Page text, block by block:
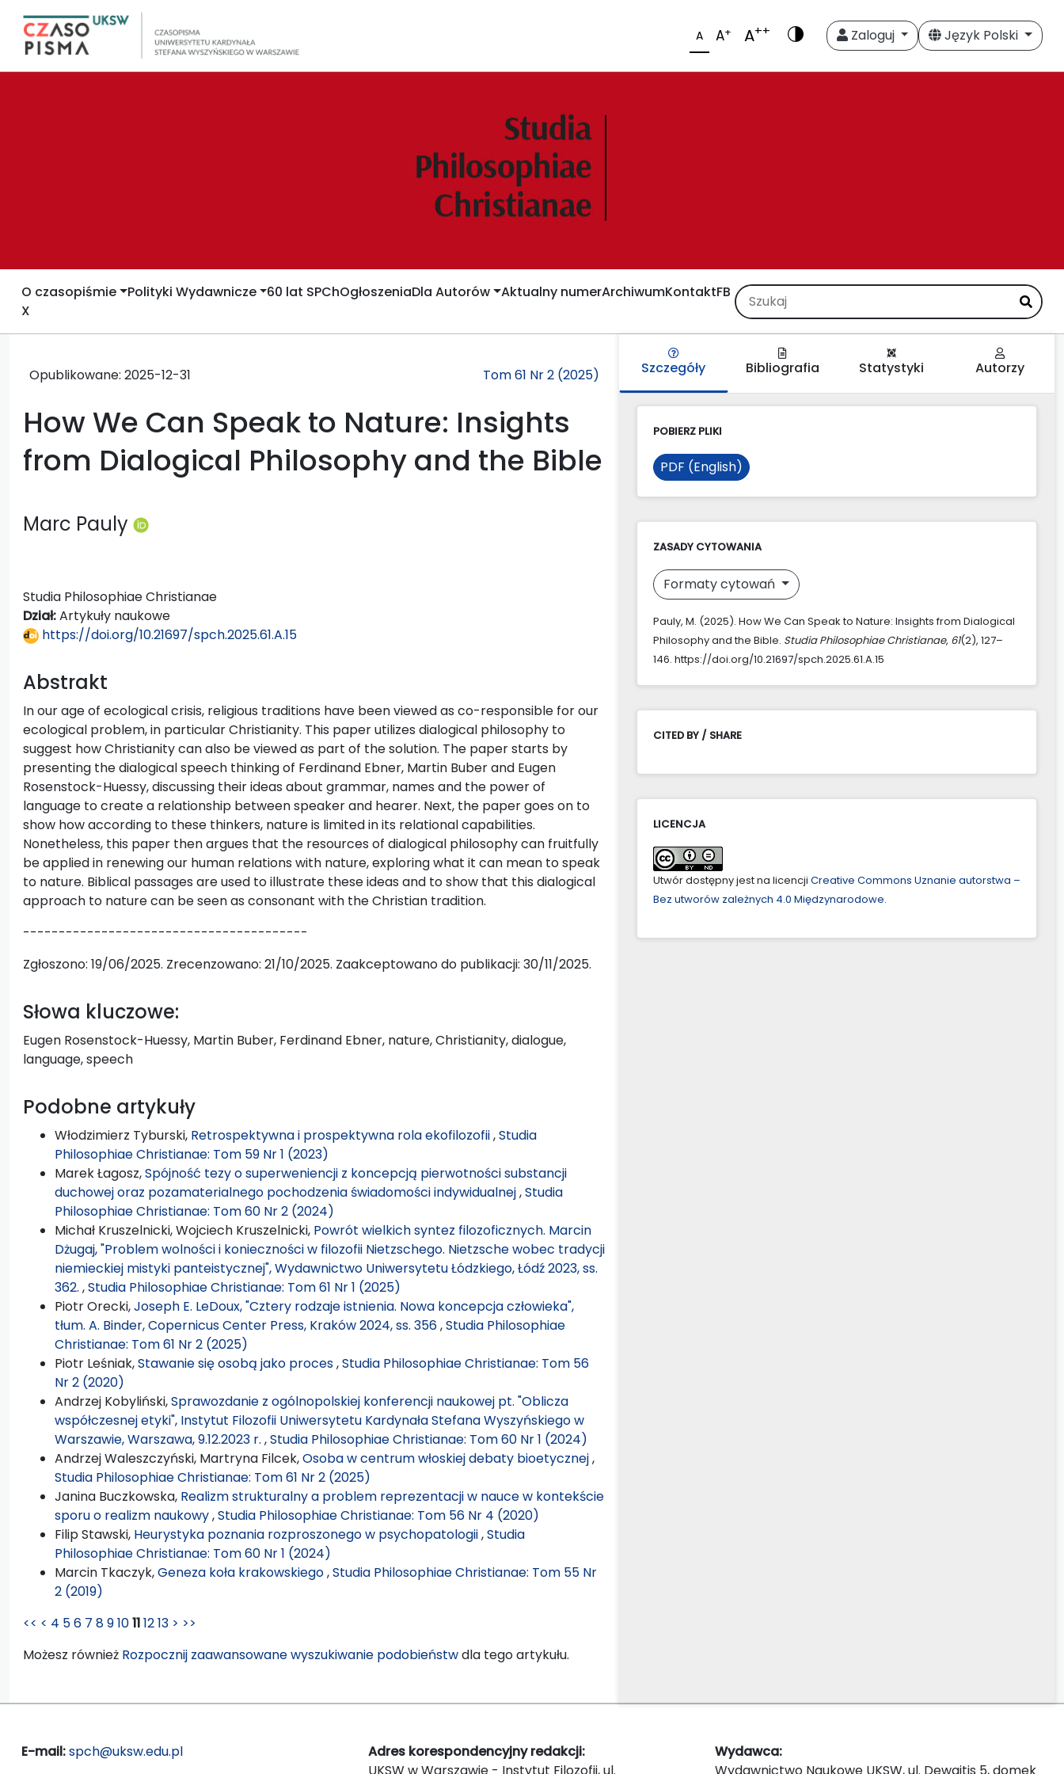
A A+ A++ Zaloguj Język Polski
O czasopiśmie Polityki Wydawnicze 60 lat SPChOgłoszeniaDla Autorów Aktualny numerArchiwumKontaktFB
X
Opublikowane: 2025-12-31 Tom 61 Nr 2 (2025)
How We Can Speak to Nature: Insights
from Dialogical Philosophy and the Bible
Marc Pauly
Studia Philosophiae Christianae
Dział:Artykuły naukowe
https://doi.org/10.21697/spch.2025.61.A.15
Abstrakt
In our age of ecological crisis, religious traditions have been viewed as co-responsible for our
ecological problem, in particular Christianity. This paper utilizes dialogical philosophy to
suggest how Christianity can also be viewed as part of the solution. The paper starts by
presenting the dialogical speech thinking of Ferdinand Ebner, Martin Buber and Eugen
Rosenstock-Huessy, discussing their ideas about grammar, names and the power of
language to create a relationship between speaker and hearer. Next, the paper goes on to
show how according to these thinkers, nature is limited in its relational capabilities.
Nonetheless, this paper then argues that the resources of dialogical philosophy can fruitfully
be applied in renewing our human relations with nature, exploring what it can mean to speak
to nature. Biblical passages are used to illustrate these ideas and to show that this dialogical
approach to nature can be seen as consonant with the Christian tradition.
----------------------------------------
Zgłoszono: 19/06/2025. Zrecenzowano: 21/10/2025. Zaakceptowano do publikacji: 30/11/2025.
Słowa kluczowe:
Eugen Rosenstock-Huessy, Martin Buber, Ferdinand Ebner, nature, Christianity, dialogue,
language, speech
Podobne artykuły
Włodzimierz Tyburski, Retrospektywna i prospektywna rola ekofilozofii,Studia
Philosophiae Christianae: Tom 59 Nr 1 (2023)
Marek Łagosz,Spójność tezy o superweniencji z koncepcją pierwotności substancji
duchowej oraz pozamaterialnego pochodzenia świadomości indywidualnej,Studia
Philosophiae Christianae: Tom 60 Nr 2 (2024)
Michał Kruszelnicki, Wojciech Kruszelnicki, Powrót wielkich syntez filozoficznych. Marcin
Dżugaj, "Problem wolności i konieczności w filozofii Nietzschego. Nietzsche wobec tradycji
niemieckiej mistyki panteistycznej", Wydawnictwo Uniwersytetu Łódzkiego, Łódź 2023, ss.
362. ,Studia Philosophiae Christianae: Tom 61 Nr 1 (2025)
Piotr Orecki,Joseph E. LeDoux, "Cztery rodzaje istnienia. Nowa koncepcja człowieka",
tłum. A. Binder, Copernicus Center Press, Kraków 2024, ss. 356,Studia Philosophiae
Christianae: Tom 61 Nr 2 (2025)
Piotr Leśniak,Stawanie się osobą jako proces,Studia Philosophiae Christianae: Tom 56
Nr 2 (2020)
Andrzej Kobyliński,Sprawozdanie z ogólnopolskiej konferencji naukowej pt. "Oblicza
współczesnej etyki", Instytut Filozofii Uniwersytetu Kardynała Stefana Wyszyńskiego w
Warszawie, Warszawa, 9.12.2023 r. ,Studia Philosophiae Christianae: Tom 60 Nr 1 (2024)
Andrzej Waleszczyński, Martryna Filcek,Osoba w centrum włoskiej debaty bioetycznej,
Studia Philosophiae Christianae: Tom 61 Nr 2 (2025)
Janina Buczkowska, Realizm strukturalny a problem reprezentacji w nauce w kontekście
sporu o realizm naukowy,Studia Philosophiae Christianae: Tom 56 Nr 4 (2020)
Filip Stawski, Heurystyka poznania rozproszonego w psychopatologii,Studia
Philosophiae Christianae: Tom 60 Nr 1 (2024)
Marcin Tkaczyk,Geneza koła krakowskiego,Studia Philosophiae Christianae: Tom 55 Nr
2 (2019)
<< < 4 56 7 8910111213 > >>
Możesz również Rozpocznij zaawansowane wyszukiwanie podobieństwdla tego artykułu.
Szczegóły Bibliografia Statystyki Autorzy
POBIERZ PLIKI
PDF (English)
ZASADY CYTOWANIA
Formaty cytowań
Pauly, M. (2025). How We Can Speak to Nature: Insights from Dialogical
Philosophy and the Bible. Studia Philosophiae Christianae, 61(2), 127–
146. https://doi.org/10.21697/spch.2025.61.A.15
CITED BY / SHARE
LICENCJA
Utwór dostępny jest na licencji Creative Commons Uznanie autorstwa –
Bez utworów zależnych 4.0 Międzynarodowe.
E-mail:spch@uksw.edu.pl
Adres korespondencyjny redakcji:
Wydawca: